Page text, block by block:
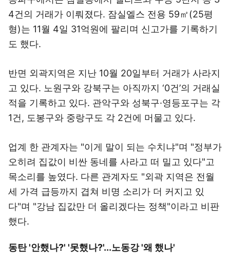
4건의 거래가 이뤄졌다. 잠실엘스 전용 59㎡(25평
형)는 11월 4일 31억원에 팔리며 신고가를 기록하기
도 했다.
반면 외곽지역은 지난 10월 20일부터 거래가 사라지
고 있다. 노원구와 강북구는 아직까지 ‘0건’의 거래실
적을 기록하고 있다. 관악구와 성북구·영등포구는 각
1건, 도봉구와 중랑구도 각 2건에 머물고 있다.
업계 한 관계자는 "이게 말이 되는 수치냐"며 "정부가
오히려 집값이 비싼 동네를 사라고 떠 밀고 있다"고
목소리를 높였다. 다른 관계자도 "외곽 지역은 전월
세 가격 급등까지 겹쳐 비명 소리가 더 커지고 있
다"며 "강남 집값만 더 올리겠다는 정책"이라고 비판
했다.
동탄 '안했나?' '못했나?'...노동강 '왜 했나'